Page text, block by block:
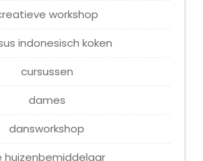
workshop
indonesisch koken
cursussen
dames
dansworkshop
huizenbemiddelaar